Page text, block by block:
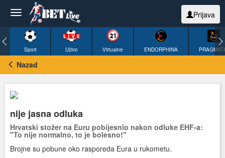
Prijava
Sport Uživo Virtualne ENDORPHINA
Nazad
nije jasna odluka
Hrvatski stožer na Euru pobijesnio nakon odluke EHF-a:
"To nije normalno, to je bolesno!"
Brojne su pobune oko rasporeda Eura u rukometu.